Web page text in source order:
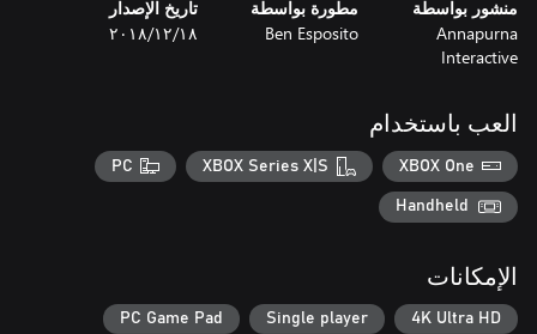
Donut County was created by Ben Esposito, designer on What
of six years of solo development, dozens of donuts (for research),
The PC version of this game does not support Xbox Live
منشور بواسطة
Annapurna
Interactive
مطورة بواسطة
Ben Esposito
تاريخ الإصدار
١٨‏/١٢‏/٢٠١٨
العب باستخدام
XBOX One
XBOX Series X|S
PC
Handheld
الإمكانات
4K Ultra HD
Single player
PC Game Pad